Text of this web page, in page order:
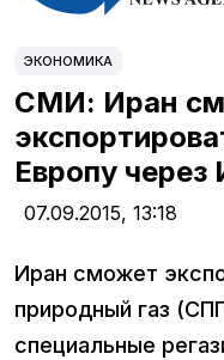
ЭКОНОМИКА
СМИ: Иран
Европу
07.09.2015, 13:18
Иран сможет
природный газ
специальные